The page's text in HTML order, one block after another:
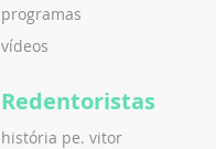
programas
vídeos
Redentoristas
história pe. vitor